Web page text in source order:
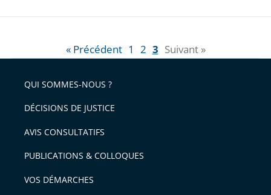
« Précédent 1 2 3 Suivant »
QUI SOMMES-NOUS ?
DÉCISIONS DE JUSTICE
AVIS CONSULTATIFS
PUBLICATIONS & COLLOQUES
VOS DÉMARCHES